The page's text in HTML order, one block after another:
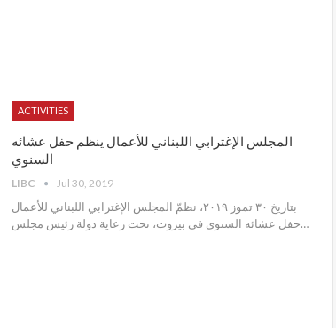
ACTIVITIES
المجلس الإغترابي اللبناني للأعمال ينظم حفل عشائه
السنوي
LIBC Jul 30, 2019
بتاريخ ٣٠ تموز ٢٠١٩، نظمّ المجلس الإغترابي اللبناني للأعمال
حفل عشائه السنوي في بيروت، تحت رعاية دولة رئيس مجلس…